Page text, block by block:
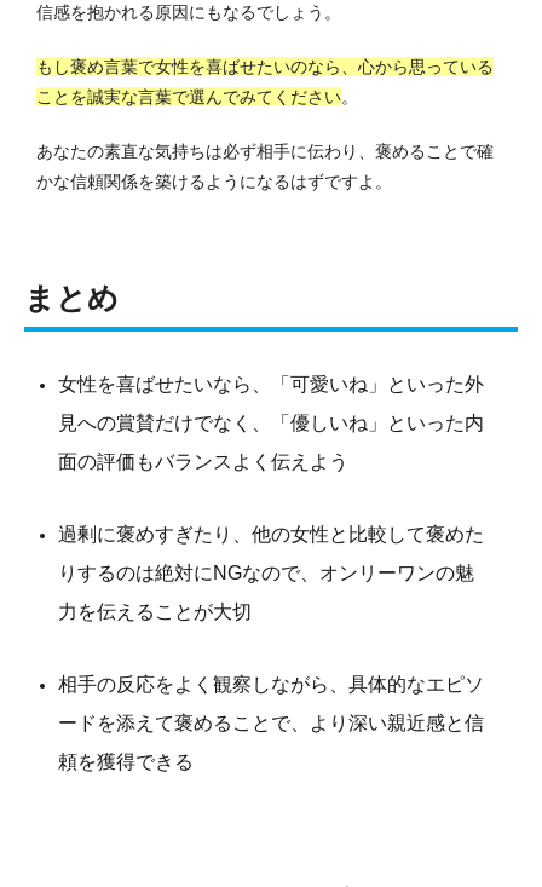
信感を抱かれる原因にもなるでしょう。
もし褒め言葉で女性を喜ばせたいのなら、心から思っている
ことを誠実な言葉で選んでみてください。
あなたの素直な気持ちは必ず相手に伝わり、褒めることで確
かな信頼関係を築けるようになるはずですよ。
まとめ
女性を喜ばせたいなら、「可愛いね」といった外
見への賞賛だけでなく、「優しいね」といった内
面の評価もバランスよく伝えよう
過剰に褒めすぎたり、他の女性と比較して褒めた
りするのは絶対にNGなので、オンリーワンの魅
力を伝えることが大切
相手の反応をよく観察しながら、具体的なエピソ
ードを添えて褒めることで、より深い親近感と信
頼を獲得できる